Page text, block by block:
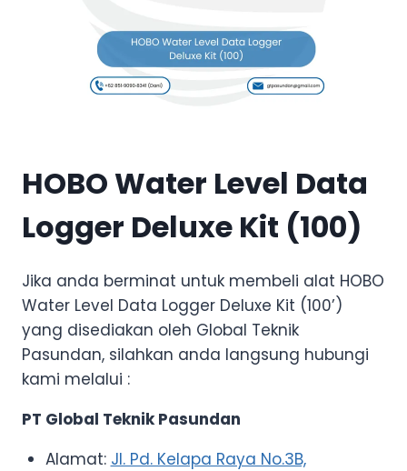
HOBO Water Level Data
Logger Deluxe Kit (100)
Jika anda berminat untuk membeli alat HOBO
Water Level Data Logger Deluxe Kit (100’)
yang disediakan oleh Global Teknik
Pasundan, silahkan anda langsung hubungi
kami melalui :
PT Global Teknik Pasundan
Alamat: Jl. Pd. Kelapa Raya No.3B,